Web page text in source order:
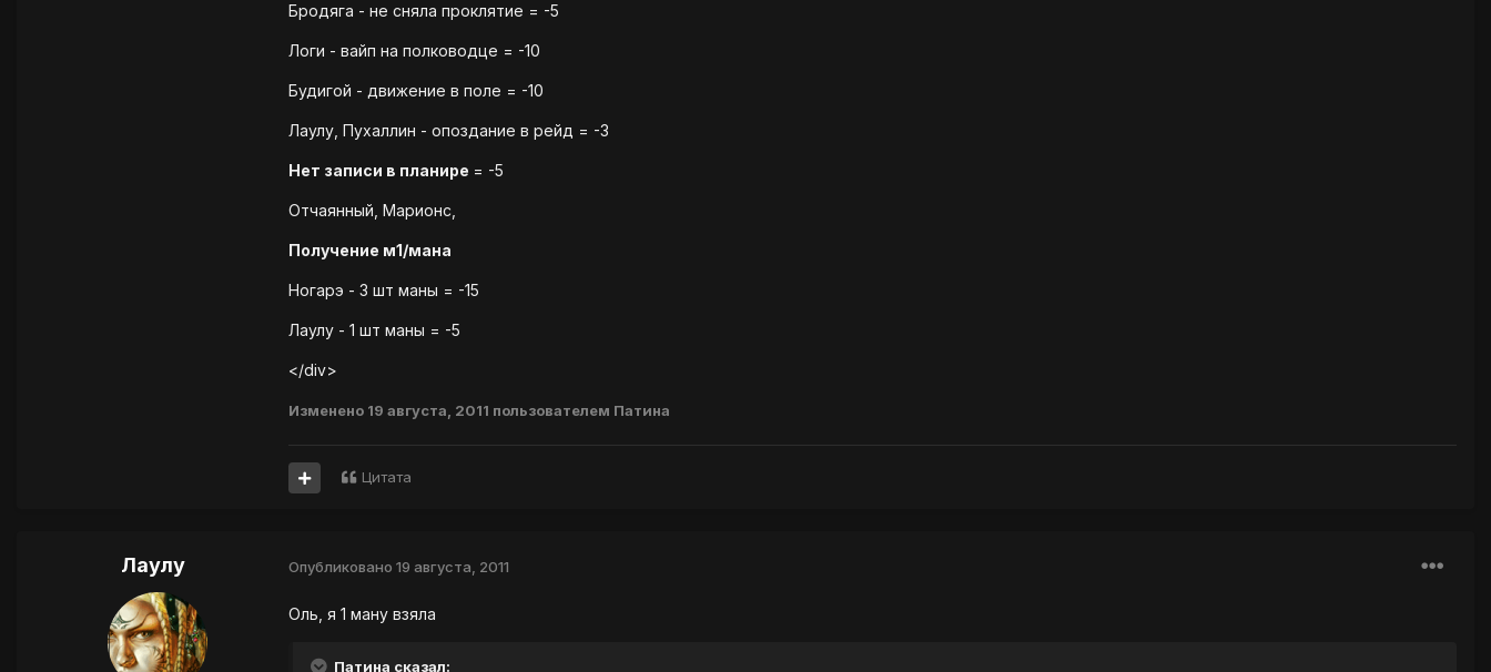
Бродяга - не сняла проклятие = -5
Логи - вайп на полководце = -10
Будигой - движение в поле = -10
Лаулу, Пухаллин - опоздание в рейд = -3
Нет записи в планире = -5
Отчаянный, Марионс,
Получение м1/мана
Ногарэ - 3 шт маны = -15
Лаулу - 1 шт маны = -5
</div>
Изменено 19 августа, 2011 пользователем Патина
Цитата
Лаулу Опубликовано 19 августа, 2011
Оль, я 1 ману взяла
Патина сказал: